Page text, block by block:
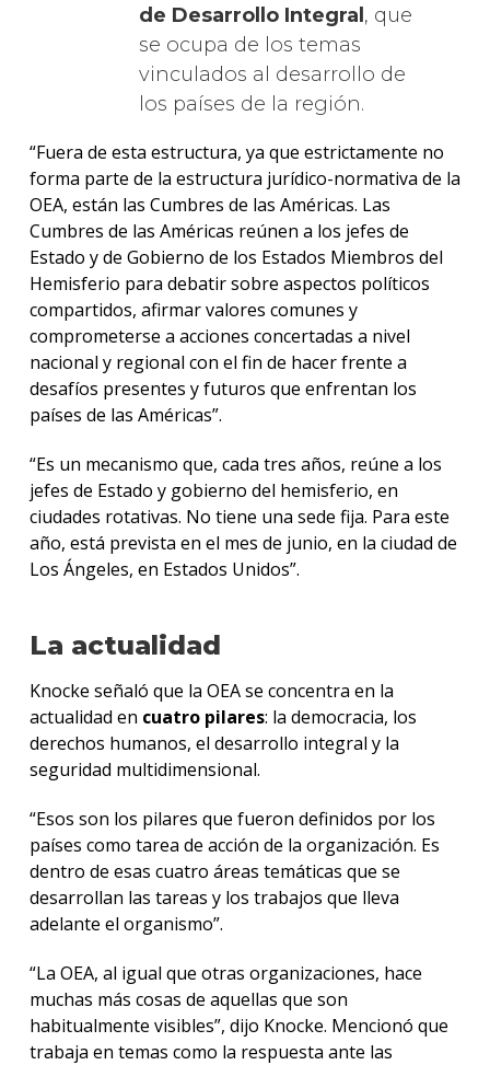
de Desarrollo Integral , que
se ocupa de los temas
vinculados al desarrollo de
los países de la región.
“Fuera de esta estructura, ya que estrictamente no
forma parte de la estructura jurídico-normativa de la
OEA, están las Cumbres de las Américas. Las
Cumbres de las Américas reúnen a los jefes de
Estado y de Gobierno de los Estados Miembros del
Hemisferio para debatir sobre aspectos políticos
compartidos, afirmar valores comunes y
comprometerse a acciones concertadas a nivel
nacional y regional con el fin de hacer frente a
desafíos presentes y futuros que enfrentan los
países de las Américas”.
“Es un mecanismo que, cada tres años, reúne a los
jefes de Estado y gobierno del hemisferio, en
ciudades rotativas. No tiene una sede fija. Para este
año, está prevista en el mes de junio, en la ciudad de
Los Ángeles, en Estados Unidos”.
La actualidad
Knocke señaló que la OEA se concentra en la
actualidad en cuatro pilares: la democracia, los
derechos humanos, el desarrollo integral y la
seguridad multidimensional.
“Esos son los pilares que fueron definidos por los
países como tarea de acción de la organización. Es
dentro de esas cuatro áreas temáticas que se
desarrollan las tareas y los trabajos que lleva
adelante el organismo”.
“La OEA, al igual que otras organizaciones, hace
muchas más cosas de aquellas que son
habitualmente visibles”, dijo Knocke. Mencionó que
trabaja en temas como la respuesta ante las